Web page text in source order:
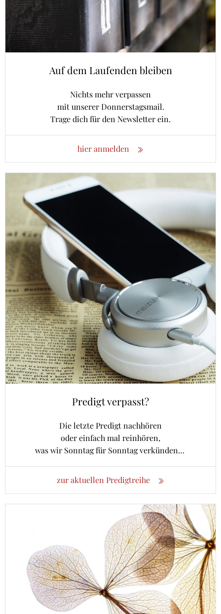
Auf dem Laufenden bleiben
Nichts mehr verpassen
mit unserer Donnerstagsmail.
Trage dich für den Newsletter ein.
hier anmelden
Predigt verpasst?
Die letzte Predigt nachhören
oder einfach mal reinhören,
was wir Sonntag für Sonntag verkünden…
zur aktuellen Predigtreihe